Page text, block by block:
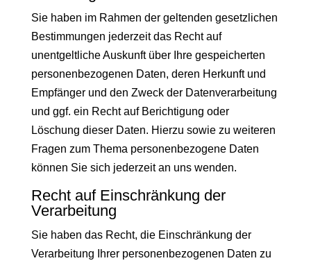
Sie haben im Rahmen der geltenden gesetzlichen
Bestimmungen jederzeit das Recht auf
unentgeltliche Auskunft über Ihre gespeicherten
personenbezogenen Daten, deren Herkunft und
Empfänger und den Zweck der Datenverarbeitung
und ggf. ein Recht auf Berichtigung oder
Löschung dieser Daten. Hierzu sowie zu weiteren
Fragen zum Thema personenbezogene Daten
können Sie sich jederzeit an uns wenden.
Recht auf Einschränkung der
Verarbeitung
Sie haben das Recht, die Einschränkung der
Verarbeitung Ihrer personenbezogenen Daten zu